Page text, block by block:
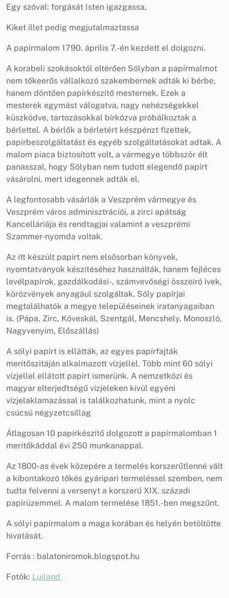
Egy szóval: forgását Isten igazgassa,
Kiket illet pedig megjutalmaztassa
A papírmalom 1790. április 7.-én kezdett el dolgozni.
A korabeli szokásoktól eltérően Sólyban a papírmalmot
nem tőkeerős vállalkozó szakembernek adták ki bérbe,
hanem döntően papírkészítő mesternek. Ezek a
mesterek egymást válogatva, nagy nehézségekkel
küszködve, tartozásokkal bírkózva próbálkoztak a
bérlettel. A bérlők a bérletért készpénzt fizettek,
papírbeszolgáltatást és egyéb szolgáltatásokat adtak. A
malom piaca biztosított volt, a vármegye többször élt
panasszal, hogy Sólyban nem tudott elegendő papírt
vásárolni, mert idegennek adták el.
A legfontosabb vásárlók a Veszprém vármegye és
Veszprém város adminisztrációi, a zirci apátság
Kancelláriája és rendtagjai valamint a veszprémi
Szammer-nyomda voltak.
Az itt készült papírt nem elsősorban könyvek,
nyomtatványok készítéséhez használták, hanem fejléces
levélpapírok, gazdálkodási-, számvevőségi összeíró ívek,
körözvények anyagául szolgáltak. Sóly papírjai
megtalálhatók a megye településeinek iratanyagaiban
is. (Pápa, Zirc, Köveskál, Szentgál, Mencshely, Monoszló,
Nagyvenyim, Előszállás)
A sólyi papírt is ellátták, az egyes papírfajták
merítőszitáján alkalmazott vízjellel. Több mint 60 sólyi
vízjellel ellátott papírt ismerünk. A nemzetközi és
magyar elterjedtségű vízjeleken kívül egyéni
vízjelaklamazással is találkozhatunk, mint a nyolc
csúcsú négyzetcsillag
Átlagosan 10 papírkészítő dolgozott a papírmalomban 1
merítőkáddal évi 250 munkanappal.
Az 1800-as évek közepére a termelés korszerűtlenné vált
a kibontakozó tőkés gyáripari termeléssel szemben, nem
tudta felvenni a versenyt a korszerű XIX. századi
papírüzemmel. A malom termelése 1851.-ben megszűnt.
A sólyi papírmalom a maga korában és helyén betöltötte
hivatását.
Forrás : balatoniromok.blogspot.hu
Fotók: Luiland